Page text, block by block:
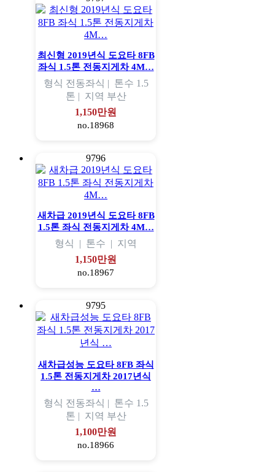
최신형 2019년식 도요타 8FB
좌식 1.5톤 전동지게차 4M…
형식 전동좌식 | 톤수 1.5
톤 | 지역 부산
1,150만원
no.18968
9796
새차급 2019년식 도요타 8FB
1.5톤 좌식 전동지게차 4M…
형식 | 톤수 | 지역
1,150만원
no.18967
9795
새차급성능 도요타 8FB 좌식
1.5톤 전동지게차 2017년식
…
형식 전동좌식 | 톤수 1.5
톤 | 지역 부산
1,100만원
no.18966